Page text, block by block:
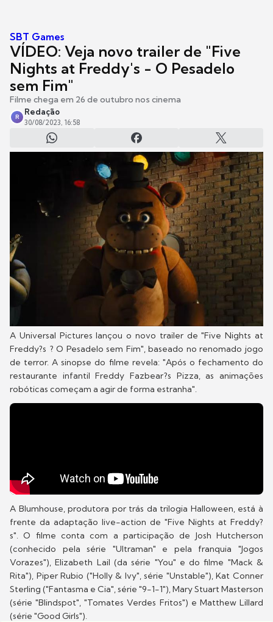
SBT Games
VÍDEO: Veja novo trailer de "Five
Nights at Freddy's - O Pesadelo
sem Fim"
Filme chega em 26 de outubro nos cinema
R
Redação
30/08/2023, 16:58
A Universal Pictures lançou o novo trailer de "Five Nights at
Freddy?s ? O Pesadelo sem Fim", baseado no renomado jogo
de terror. A sinopse do filme revela: "Após o fechamento do
restaurante infantil Freddy Fazbear?s Pizza, as animações
robóticas começam a agir de forma estranha".
A Blumhouse, produtora por trás da trilogia Halloween, está à
frente da adaptação live-action de "Five Nights at Freddy?
s". O filme conta com a participação de Josh Hutcherson
(conhecido pela série "Ultraman" e pela franquia "Jogos
Vorazes"), Elizabeth Lail (da série "You" e do filme "Mack &
Rita"), Piper Rubio ("Holly & Ivy", série "Unstable"), Kat Conner
Sterling ("Fantasma e Cia", série "9-1-1"), Mary Stuart Masterson
(série "Blindspot", "Tomates Verdes Fritos") e Matthew Lillard
(série "Good Girls").